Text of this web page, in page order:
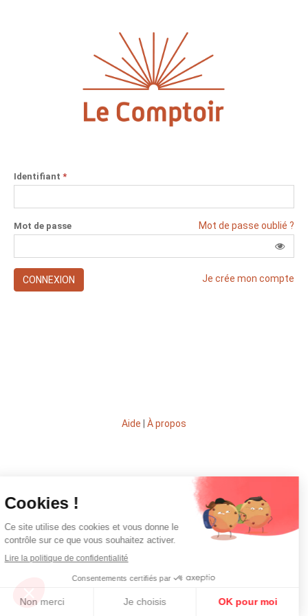
Identifiant *
Mot de passe oublié ?
Mot de passe
CONNEXION Je crée mon compte
Aide À propos